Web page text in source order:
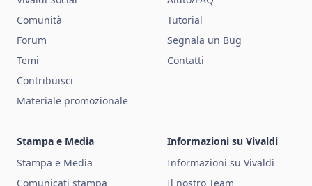
Comunità
Forum
Temi
Contribuisci
Materiale promozionale
Tutorial
Segnala un Bug
Contatti
Stampa e Media
Stampa e Media
Comunicati stampa
Informazioni su Vivaldi
Informazioni su Vivaldi
Il nostro Team